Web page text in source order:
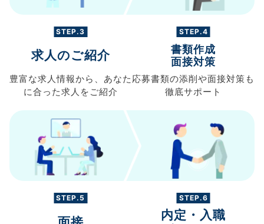
STEP.3
求人のご紹介
豊富な求人情報から、 あなた
に合った求人を ご紹介
STEP.4
書類作成
面接対策
応募書類の添削や面接対策も
徹底サポート
STEP.5 STEP.6
内定・入職